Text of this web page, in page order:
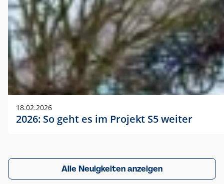
18.02.2026
2026: So geht es im Projekt S5 weiter
Alle Neuigkeiten anzeigen